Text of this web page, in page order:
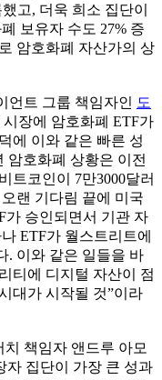
고, 더욱 희소 집단이
보유자 수도 27% 증
암호화폐 자산가의 상
언트 그룹 책임자인 도
시장에 암호화폐 ETF가
에 이와 같은 빠른 성
암호화폐 상황은 이전
트코인이 7만3000달러
랜 기다림 끝에 미국
가 승인되면서 기관 자
ETF가 월스트리트에
. 이와 같은 일들을 바
티에 디지털 자산이 점
대가 시작될 것”이라
치 책임자 앤드루 아모
자 집단이 가장 큰 성과